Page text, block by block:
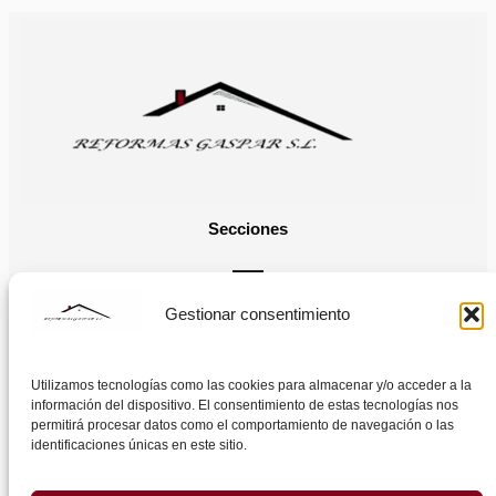
Gestionar consentimiento
Utilizamos tecnologías como las cookies para almacenar y/o acceder a la
información del dispositivo. El consentimiento de estas tecnologías nos
permitirá procesar datos como el comportamiento de navegación o las
identificaciones únicas en este sitio.
Secciones
Horario